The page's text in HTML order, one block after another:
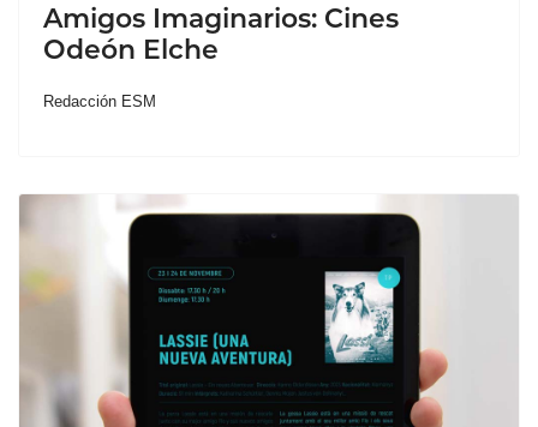
Amigos Imaginarios: Cines
Odeón Elche
Redacción ESM